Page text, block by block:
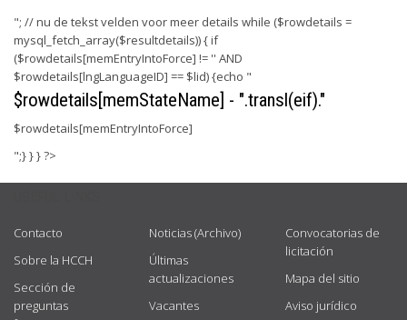
"; // nu de tekst velden voor meer details while ($rowdetails =
mysql_fetch_array($resultdetails)) { if
($rowdetails[memEntryIntoForce] != '' AND
$rowdetails[lngLanguageID] == $lid) {echo "
$rowdetails[memStateName] - ".transl(eif)."
$rowdetails[memEntryIntoForce]
";} } } ?>
Contacto
Sobre la HCCH
Sección de
preguntas
Noticias (Archivo)
Últimas
actualizaciones
Vacantes
Convocatorias de
licitación
Mapa del sitio
Aviso jurídico